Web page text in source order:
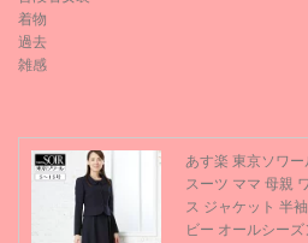
着物
過去
雑感
あす楽 東京ソワー
スーツ ママ 母親
ス ジャケット 半
ビー オールシーズ